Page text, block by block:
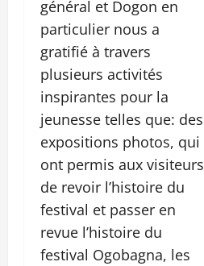
général et Dogon en
particulier nous a
gratifié à travers
plusieurs activités
inspirantes pour la
jeunesse telles que: des
expositions photos, qui
ont permis aux visiteurs
de revoir l’histoire du
festival et passer en
revue l’histoire du
festival Ogobagna, les